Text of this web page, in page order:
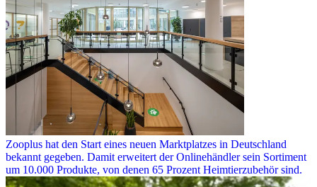
Zooplus hat den Start eines neuen Marktplatzes in Deutschland
bekannt gegeben. Damit erweitert der Onlinehändler sein Sortiment
um 10.000 Produkte, von denen 65 Prozent Heimtierzubehör sind.